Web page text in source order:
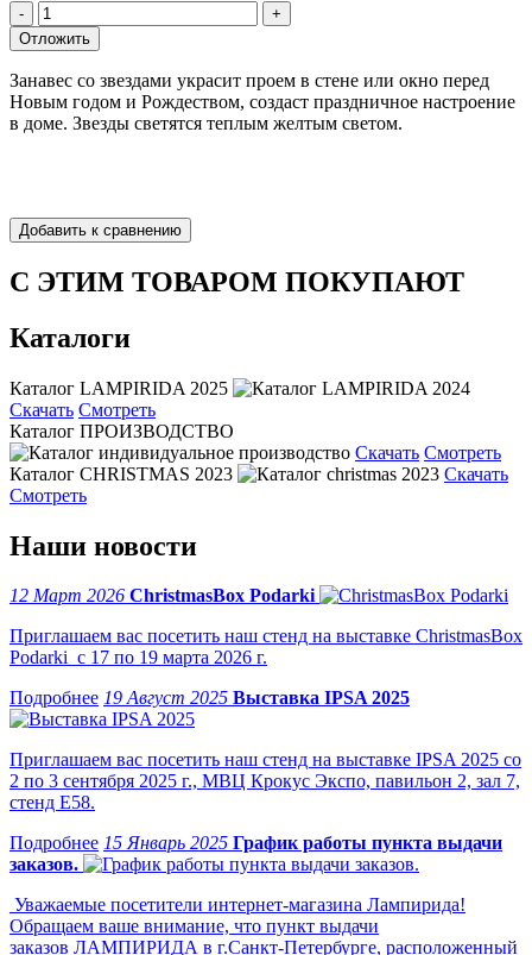
Занавес со звездами украсит проем в стене или окно перед
Новым годом и Рождеством, создаст праздничное настроение
в доме. Звезды светятся теплым желтым светом.
С ЭТИМ ТОВАРОМ ПОКУПАЮТ
Каталоги
Каталог LAMPIRIDA 2025
Скачать Смотреть
Каталог ПРОИЗВОДСТВО
Скачать Смотреть
Каталог CHRISTMAS 2023
Скачать
Смотреть
Наши новости
12 Март 2026 ChristmasBox Podarki
Приглашаем вас посетить наш стенд на выставке ChristmasBox
Podarki с 17 по 19 марта 2026 г.
19 Август 2025 Выставка IPSA 2025
Приглашаем вас посетить наш стенд на выставке IPSA 2025 со
2 по 3 сентября 2025 г., МВЦ Крокус Экспо, павильон 2, зал 7,
стенд Е58.
15 Январь 2025 График работы пункта выдачи
заказов.
Уважаемые посетители интернет-магазина Лампирида!
Обращаем ваше внимание, что пункт выдачи
заказов ЛАМПИРИДА в г.Санкт-Петербурге, расположенный